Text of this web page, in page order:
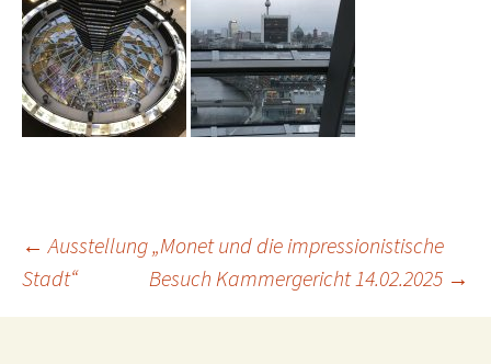
Beitrags-
Navigation
← Ausstellung „Monet und die impressionistische
Stadt“
Besuch Kammergericht 14.02.2025 →